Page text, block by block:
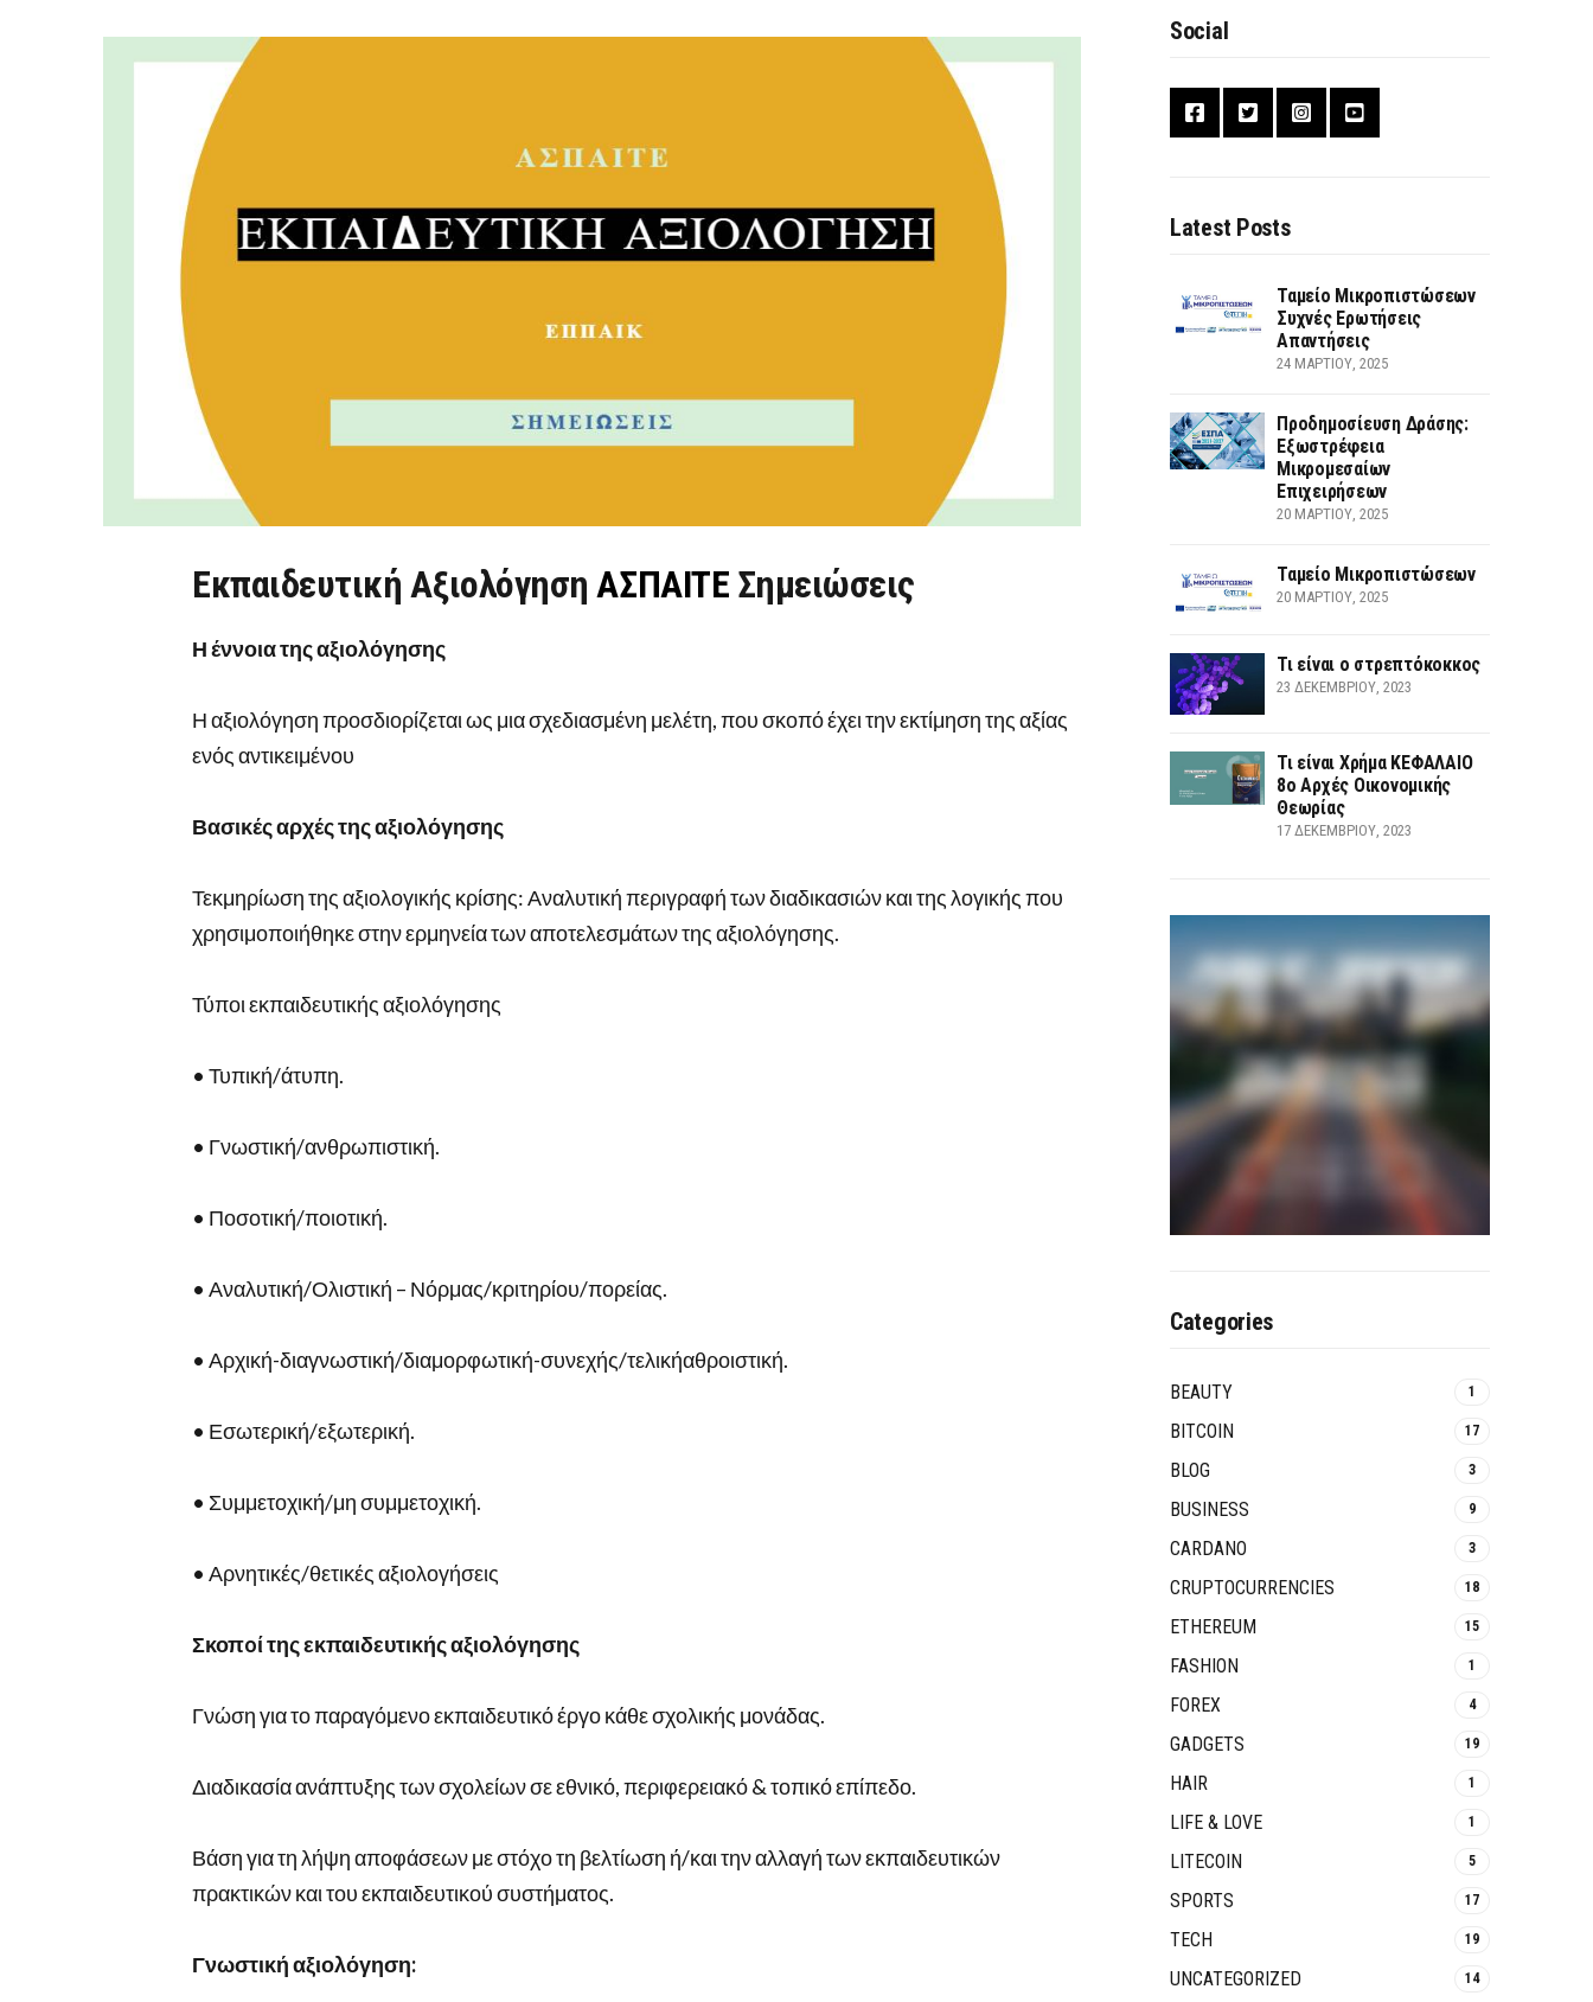
Εκπαιδευτική Αξιολόγηση ΑΣΠΑΙΤΕ Σημειώσεις
Η έννοια της αξιολόγησης
Η αξιολόγηση προσδιορίζεται ως μια σχεδιασμένη μελέτη, που σκοπό έχει την εκτίμηση της αξίας
ενός αντικειμένου
Βασικές αρχές της αξιολόγησης
Τεκμηρίωση της αξιολογικής κρίσης: Αναλυτική περιγραφή των διαδικασιών και της λογικής που
χρησιμοποιήθηκε στην ερμηνεία των αποτελεσμάτων της αξιολόγησης.
Τύποι εκπαιδευτικής αξιολόγησης
• Τυπική/άτυπη.
• Γνωστική/ανθρωπιστική.
• Ποσοτική/ποιοτική.
• Αναλυτική/Ολιστική – Νόρμας/κριτηρίου/πορείας.
• Αρχική-διαγνωστική/διαμορφωτική-συνεχής/τελικήαθροιστική.
• Εσωτερική/εξωτερική.
• Συμμετοχική/μη συμμετοχική.
• Αρνητικές/θετικές αξιολογήσεις
Σκοπoί της εκπαιδευτικήςαξιολόγησης
Γνώση για το παραγόμενο εκπαιδευτικό έργο κάθε σχολικής μονάδας.
Διαδικασία ανάπτυξης των σχολείων σε εθνικό, περιφερειακό & τοπικό επίπεδο.
Βάση για τη λήψη αποφάσεων με στόχο τη βελτίωση ή/και την αλλαγή των εκπαιδευτικών
πρακτικών και του εκπαιδευτικού συστήματος.
Γνωστική αξιολόγηση:
Social
Latest Posts
Ταμείο Μικροπιστώσεων
Συχνές Ερωτήσεις
Απαντήσεις
24 ΜΑΡΤΊΟΥ, 2025
Προδημοσίευση Δράσης:
Εξωστρέφεια
Μικρομεσαίων
Επιχειρήσεων
20 ΜΑΡΤΊΟΥ, 2025
Ταμείο Μικροπιστώσεων
20 ΜΑΡΤΊΟΥ, 2025
Τι είναι ο στρεπτόκοκκος
23 ΔΕΚΕΜΒΡΊΟΥ, 2023
Τι είναι Χρήμα ΚΕΦΑΛΑΙΟ
8ο Αρχές Οικονομικής
Θεωρίας
17 ΔΕΚΕΜΒΡΊΟΥ, 2023
Categories
BEAUTY 1
BITCOIN 17
BLOG 3
BUSINESS 9
CARDANO 3
CRUPTOCURRENCIES 18
ETHEREUM 15
FASHION 1
FOREX 4
GADGETS 19
HAIR 1
LIFE & LOVE 1
LITECOIN 5
SPORTS 17
TECH 19
UNCATEGORIZED 14